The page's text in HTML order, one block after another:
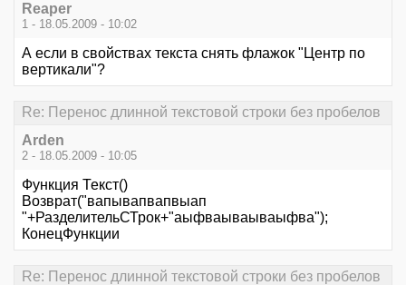
Reaper
1 - 18.05.2009 - 10:02
А если в свойствах текста снять флажок "Центр по
вертикали"?
Re: Перенос длинной текстовой строки без пробелов
Arden
2 - 18.05.2009 - 10:05
Функция Текст()
Возврат("вапывапвапвыап
"+РазделительСТрок+"аыфваываываыфва");
КонецФункции
Re: Перенос длинной текстовой строки без пробелов